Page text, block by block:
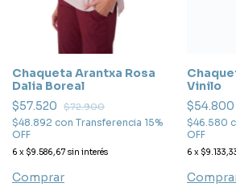
Chaqueta Arantxa Rosa
Dalia Boreal
$57.520
$72.900
$48.892 con Transferencia 15%
OFF
6 x $9.586,67 sin interés
Comprar
Vinilo
$54.800
$46.580
OFF
6 x